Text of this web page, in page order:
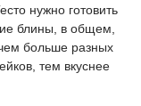
нужно готовить
блины, в общем,
больше разных
тем вкуснее